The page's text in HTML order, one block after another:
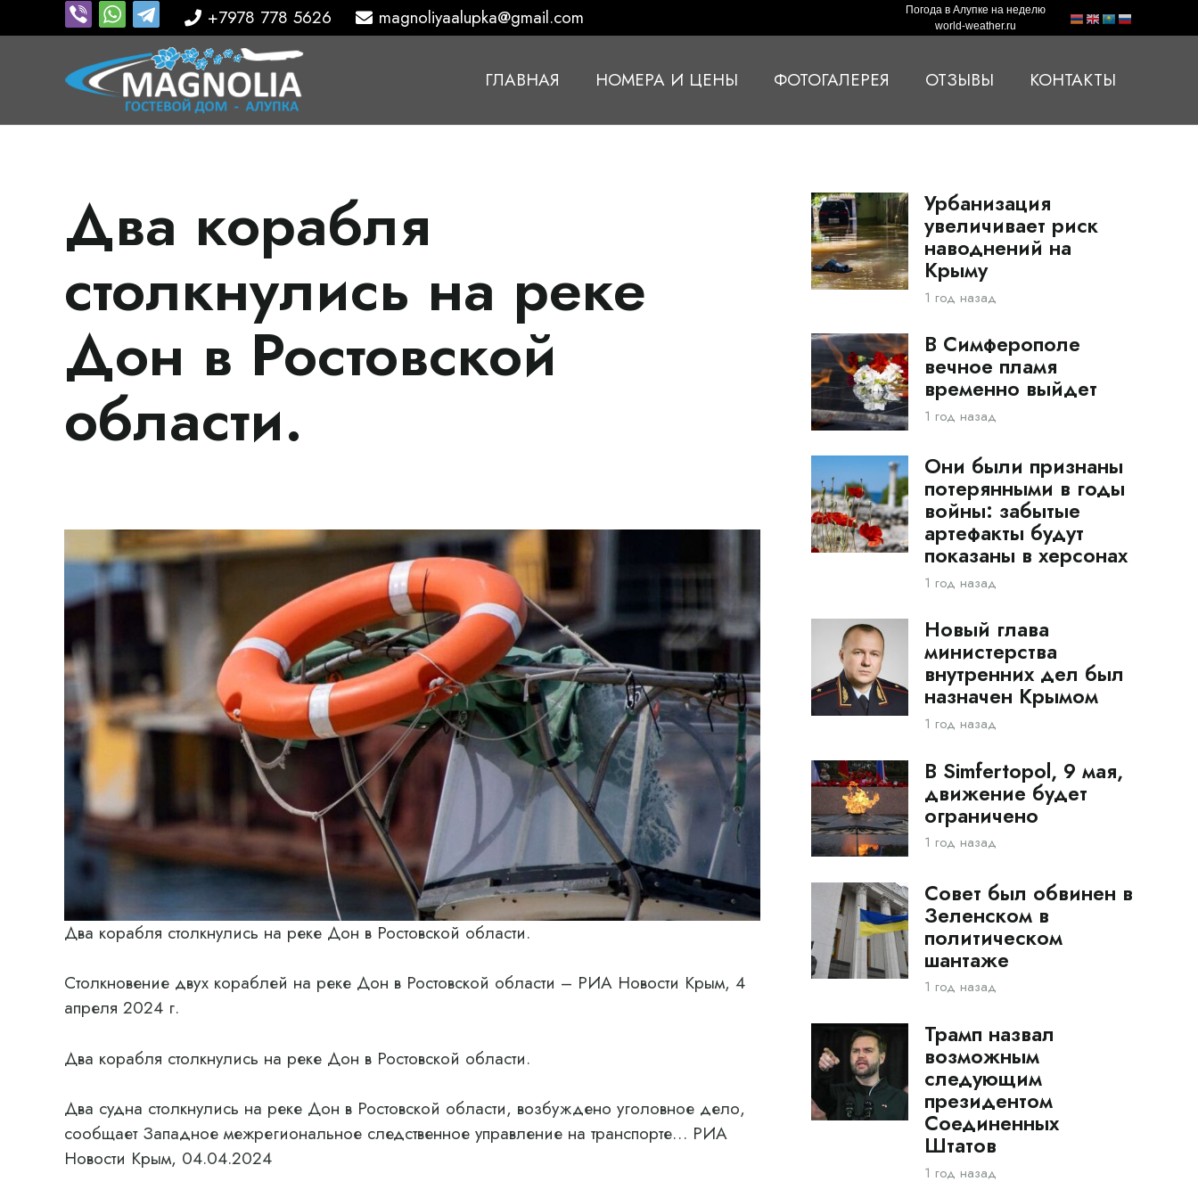
+7978 778 5626 magnoliyaalupka@gmail.com
Погода в Алупке на неделю
world-weather.ru
ГЛАВНАЯ НОМЕРА И ЦЕНЫ ФОТОГАЛЕРЕЯ ОТЗЫВЫ КОНТАКТЫ
Два корабля
столкнулись на реке
Дон в Ростовской
области.
Два корабля столкнулись на реке Дон в Ростовской области.
Столкновение двух кораблей на реке Дон в Ростовской области – РИА Новости Крым, 4
апреля 2024 г.
Два корабля столкнулись на реке Дон в Ростовской области.
Два судна столкнулись на реке Дон в Ростовской области, возбуждено уголовное дело,
сообщает Западное межрегиональное следственное управление на транспорте… РИА
Новости Крым, 04.04.2024
Урбанизация
увеличивает риск
наводнений на
Крыму
1 год назад
В Симферополе
вечное пламя
временно выйдет
1 год назад
Они были признаны
потерянными в годы
войны: забытые
артефакты будут
показаны в херсонах
1 год назад
Новый глава
министерства
внутренних дел был
назначен Крымом
1 год назад
В Simfertopol, 9 мая,
движение будет
ограничено
1 год назад
Совет был обвинен в
Зеленском в
политическом
шантаже
1 год назад
Трамп назвал
возможным
следующим
президентом
Соединенных
Штатов
1 год назад